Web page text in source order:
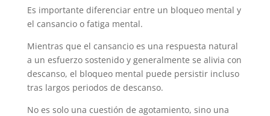
Es importante diferenciar entre un bloqueo mental y
el cansancio o fatiga mental.
Mientras que el cansancio es una respuesta natural
a un esfuerzo sostenido y generalmente se alivia con
descanso, el bloqueo mental puede persistir incluso
tras largos periodos de descanso.
No es solo una cuestión de agotamiento, sino una